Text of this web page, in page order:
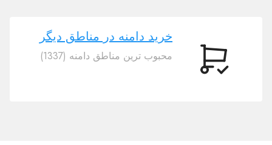
خرید
خرید دامنه در مناطق دیگر
محبوب ترین مناطق دامنه (1337)